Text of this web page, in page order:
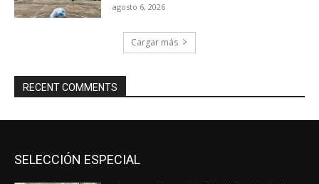
agosto 6, 2026
Cargar más
RECENT COMMENTS
SELECCIÓN ESPECIAL